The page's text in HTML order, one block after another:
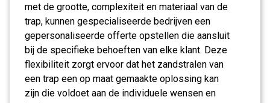
met de grootte, complexiteit en materiaal van de
trap, kunnen gespecialiseerde bedrijven een
gepersonaliseerde offerte opstellen die aansluit
bij de specifieke behoeften van elke klant. Deze
flexibiliteit zorgt ervoor dat het zandstralen van
een trap een op maat gemaakte oplossing kan
zijn die voldoet aan de individuele wensen en